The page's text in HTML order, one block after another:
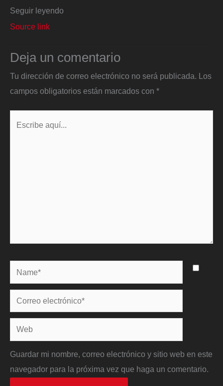
Seguir leyendo
Source link
Deja un comentario
Tu dirección de correo electrónico no será publicada. Los
campos obligatorios están marcados con *
Name*
Correo
electrónico*
Web
Guardar mi nombre, correo electrónico y sitio web en este
navegador para la próxima vez que haga un comentario.